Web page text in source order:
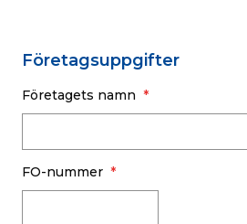
Företagsuppgifter
Företagets namn
FO-nummer